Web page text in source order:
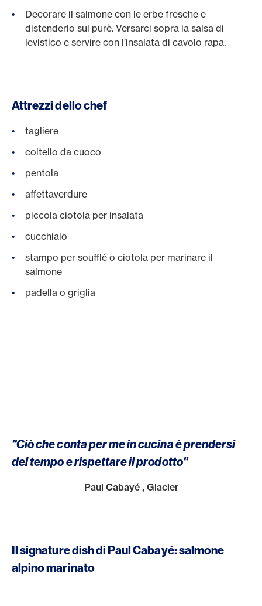
Decorare il salmone con le erbe fresche e
distenderlo sul purè. Versarci sopra la salsa di
levistico e servire con l’insalata di cavolo rapa.
Attrezzi dello chef
tagliere
coltello da cuoco
pentola
affettaverdure
piccola ciotola per insalata
cucchiaio
stampo per soufflé o ciotola per marinare il
salmone
padella o griglia
"Ciò che conta per me in cucina è prendersi
del tempo e rispettare il prodotto"
Paul Cabayé , Glacier
Il signature dish di Paul Cabayé: salmone
alpino marinato